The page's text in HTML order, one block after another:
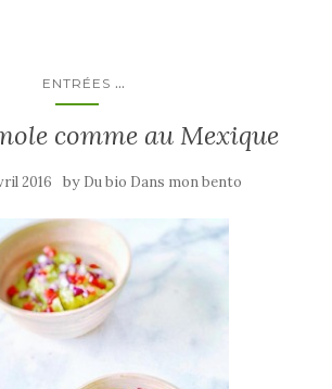
ENTRÉES ...
comme au Mexique
2016 by Du bio Dans mon bento